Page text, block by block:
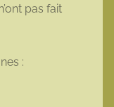
pas fait
: